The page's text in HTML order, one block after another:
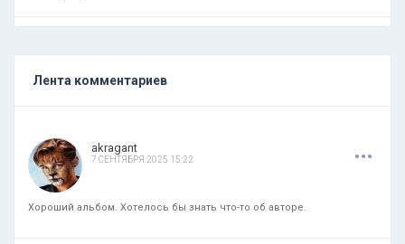
Лента комментариев
akragant
7 СЕНТЯБРЯ 2025 15:22 ...
Хороший альбом. Хотелось бы знать что-то об авторе.